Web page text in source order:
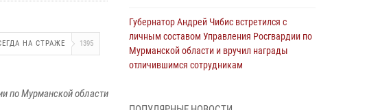
НА СТРАЖЕ 1395
по Мурманской области
Губернатор Андрей Чибис встретился с
личным составом Управления Росгвардии по
Мурманской области и вручил награды
отличившимся сотрудникам